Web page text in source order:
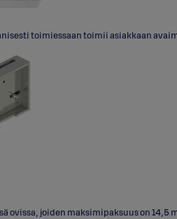
toimiessaan toimii asiakkaan
ovissa, joiden maksimipaksuus on